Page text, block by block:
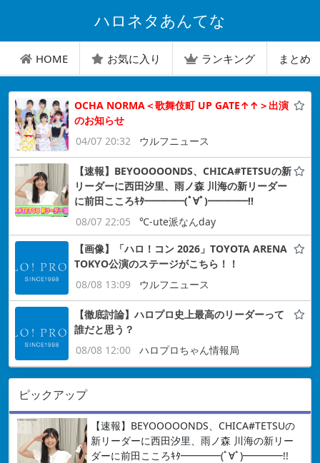
ハロネタあんてな
HOME お気に入り ランキング まとめ
OCHA NORMA＜歌舞伎町 UP GATE↑↑＞出演
のお知らせ
04/07 20:32
ウルフニュース
【速報】BEYOOOOONDS、CHICA#TETSUの新
リーダーに西田汐里、雨ノ森 川海の新リーダー
に前田こころｷﾀ━━━━(ﾟ∀ﾟ)━━━━!!
08/07 22:05
℃-ute派なんday
【画像】「ハロ！コン 2026」TOYOTA ARENA
TOKYO公演のステージがこちら！！
08/08 13:09
ウルフニュース
【徹底討論】ハロプロ史上最高のリーダーって
誰だと思う？
08/08 12:00
ハロプロちゃん情報局
ピックアップ
【速報】BEYOOOOONDS、CHICA#TETSUの
新リーダーに西田汐里、雨ノ森 川海の新リー
ダーに前田こころｷﾀ━━━━(ﾟ∀ﾟ)━━━━!!